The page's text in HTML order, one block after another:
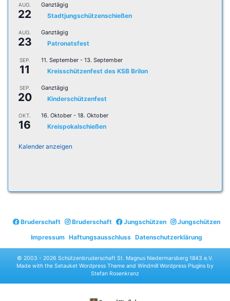
AUG.
22
Ganztägig
Stadtjungschützenschießen
AUG.
23
Ganztägig
Patronatsfest
SEP.
11
11. September - 13. September
Kreisschützenfest des KSB Brilon
SEP.
20
Ganztägig
Kinderschützenfest
OKT.
16
16. Oktober - 18. Oktober
Kreispokalschießen
Kalender anzeigen
Bruderschaft Bruderschaft Jungschützen
Jungschützen
Impressum Haftungsausschluss Datenschutzerklärung
© 2003 - 2026 Schützenbruderschaft St. Magnus Niedermarsberg 1843 e.V.
Made with the Setauket Wordpress Theme and Windmill Wordpress Plugins by
Stefan Rosenkranz